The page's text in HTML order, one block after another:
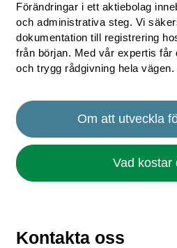
Förändringar i ett aktiebolag
och administrativa steg. Vi
dokumentation till registrering
från början. Med vår expertis får
och trygg rådgivning hela vägen.
Om att utveckla
Vad kostar
Kontakta oss